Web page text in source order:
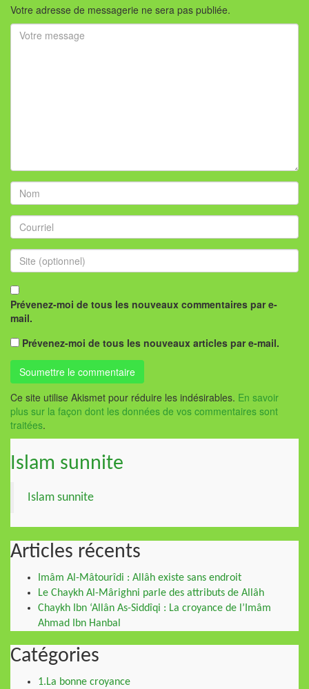
Votre adresse de messagerie ne sera pas publiée.
Prévenez-moi de tous les nouveaux commentaires par e-
mail.
Prévenez-moi de tous les nouveaux articles par e-mail.
Ce site utilise Akismet pour réduire les indésirables. En savoir
plus sur la façon dont les données de vos commentaires sont
traitées.
Islam sunnite
Islam sunnite
Articles récents
Imâm Al-Mâtourîdi : Allâh existe sans endroit
Le Chaykh Al-Mârighni parle des attributs de Allâh
Chaykh Ibn ‘Allân As-Siddîqi : La croyance de l’Imâm
Ahmad Ibn Hanbal
Catégories
1.La bonne croyance